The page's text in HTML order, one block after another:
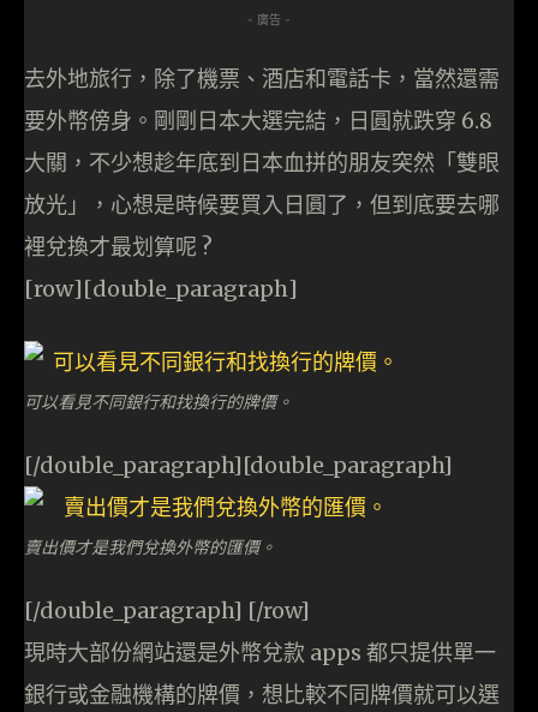
- 廣告 -
去外地旅行，除了機票、酒店和電話卡，當然還需
要外幣傍身。剛剛日本大選完結，日圓就跌穿 6.8
大關，不少想趁年底到日本血拼的朋友突然「雙眼
放光」，心想是時候要買入日圓了，但到底要去哪
裡兌換才最划算呢 ?
[row][double_paragraph]
可以看見不同銀行和找換行的牌價。
[/double_paragraph][double_paragraph]
賣出價才是我們兌換外幣的匯價。
[/double_paragraph] [/row]
現時大部份網站還是外幣兌款 apps 都只提供單一
銀行或金融機構的牌價，想比較不同牌價就可以選